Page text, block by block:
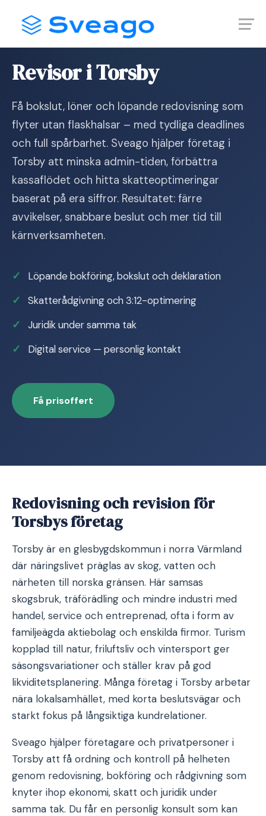
content
Revisor i Torsby
Få bokslut, löner och löpande redovisning som
flyter utan flaskhalsar – med tydliga deadlines
och full spårbarhet. Sveago hjälper företag i
Torsby att minska admin-tiden, förbättra
kassaflödet och hitta skatteoptimeringar
baserat på era siffror. Resultatet: färre
avvikelser, snabbare beslut och mer tid till
kärnverksamheten.
Löpande bokföring, bokslut och deklaration
Skatterådgivning och 3:12-optimering
Juridik under samma tak
Digital service — personlig kontakt
Få prisoffert
Redovisning och revision för
Torsbys företag
Torsby är en glesbygdskommun i norra Värmland
där näringslivet präglas av skog, vatten och
närheten till norska gränsen. Här samsas
skogsbruk, träförädling och mindre industri med
handel, service och entreprenad, ofta i form av
familjeägda aktiebolag och enskilda firmor. Turism
kopplad till natur, friluftsliv och vintersport ger
säsongsvariationer och ställer krav på god
likviditetsplanering. Många företag i Torsby arbetar
nära lokalsamhället, med korta beslutsvägar och
starkt fokus på långsiktiga kundrelationer.
Sveago hjälper företagare och privatpersoner i
Torsby att få ordning och kontroll på helheten
genom redovisning, bokföring och rådgivning som
knyter ihop ekonomi, skatt och juridik under
samma tak. Du får en personlig konsult som kan